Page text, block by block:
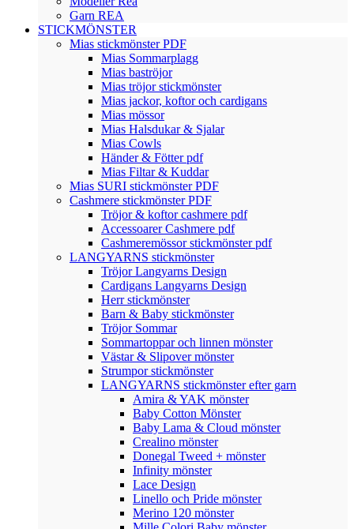
Garn REA
STICKMÖNSTER
Mias stickmönster PDF
Mias Sommarplagg
Mias baströjor
Mias tröjor stickmönster
Mias jackor, koftor och cardigans
Mias mössor
Mias Halsdukar & Sjalar
Mias Cowls
Händer & Fötter pdf
Mias Filtar & Kuddar
Mias SURI stickmönster PDF
Cashmere stickmönster PDF
Tröjor & koftor cashmere pdf
Accessoarer Cashmere pdf
Cashmeremössor stickmönster pdf
LANGYARNS stickmönster
Tröjor Langyarns Design
Cardigans Langyarns Design
Herr stickmönster
Barn & Baby stickmönster
Tröjor Sommar
Sommartoppar och linnen mönster
Västar & Slipover mönster
Strumpor stickmönster
LANGYARNS stickmönster efter garn
Amira & YAK mönster
Baby Cotton Mönster
Baby Lama & Cloud mönster
Crealino mönster
Donegal Tweed + mönster
Infinity mönster
Lace Design
Linello och Pride mönster
Merino 120 mönster